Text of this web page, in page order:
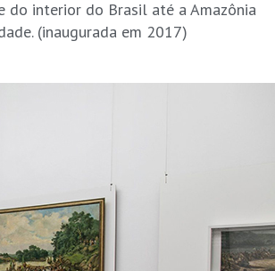
do interior do Brasil até a Amazônia
(inaugurada em 2017)